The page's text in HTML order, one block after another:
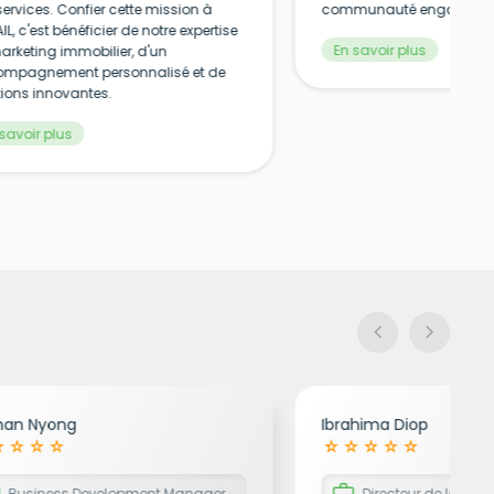
Confier cette mission à
c'est bénéficier de notre expertise
immobilier, d'un
personnalisé et de
innovantes.
plus
communauté engagée.
En savoir plus
chevron_left chevron_right
Nyong
star_rate star_rate star_rate
Ibrahima Diop
star_rate star_rate star_rate star_rate star_rate